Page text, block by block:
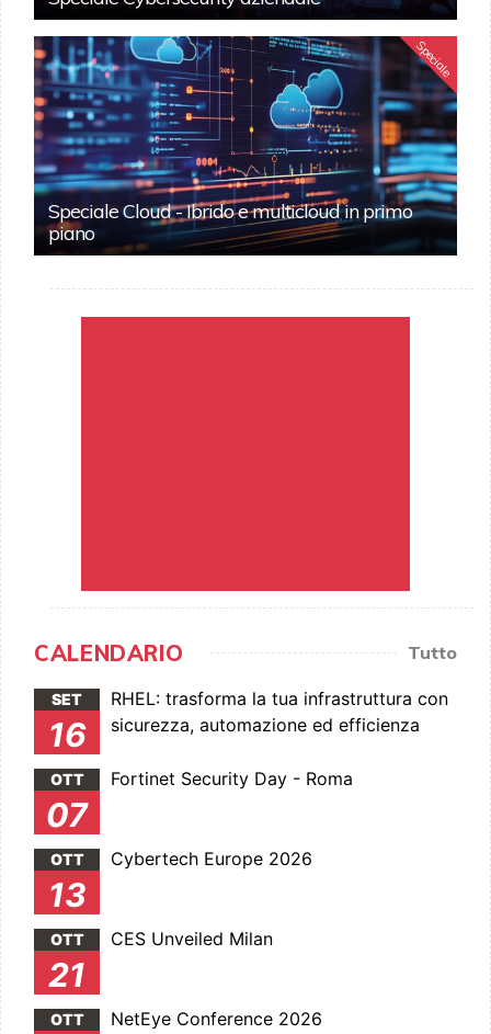
Speciale
Speciale Cloud - Ibrido e multicloud in primo
piano
CALENDARIO Tutto
SET
16
RHEL: trasforma la tua infrastruttura con
sicurezza, automazione ed efficienza
OTT
07
Fortinet Security Day - Roma
OTT
13
Cybertech Europe 2026
OTT
21
CES Unveiled Milan
OTT NetEye Conference 2026